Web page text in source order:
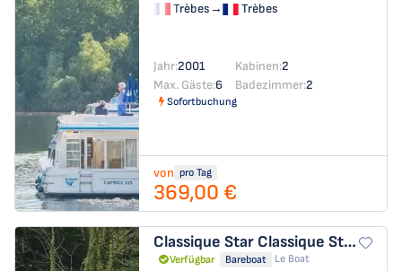
Trèbes→ Trèbes
Jahr:2001 Kabinen:2
Max. Gäste:6 Badezimmer:2
Sofortbuchung
von pro Tag
369,00 €
Classique Star Classique Star - Budget 12
Verfügbar Bareboat Le Boat